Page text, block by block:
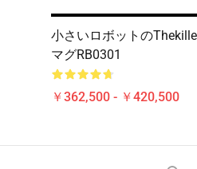
小さいロボットの
マグRB0301
￥362,500 - ￥420,500